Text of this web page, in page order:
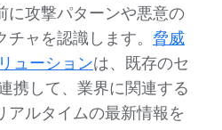
に攻撃パターンや悪意の
ャを認識します。 脅威
ューションは、既存のセ
携して、業界に関連する
アルタイムの最新情報を